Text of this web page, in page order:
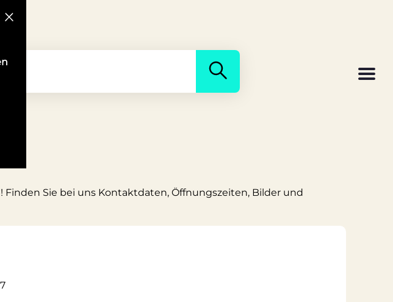
Sie bei uns Kontaktdaten, Öffnungszeiten, Bilder und